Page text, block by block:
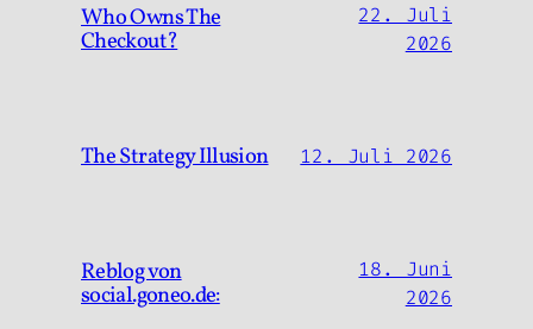
Who Owns The
Checkout?
22. Juli
2026
The Strategy Illusion 12. Juli 2026
Reblog von
social.goneo.de:
18. Juni
2026